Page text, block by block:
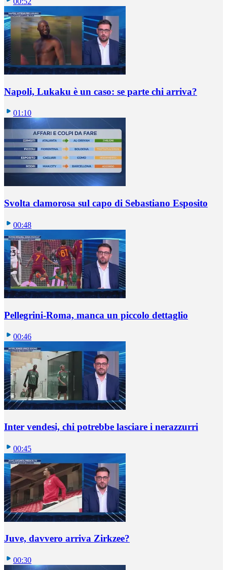
Napoli, Lukaku è un caso: se parte chi arriva?
01:10
Svolta clamorosa sul capo di Sebastiano Esposito
00:48
Pellegrini-Roma, manca un piccolo dettaglio
00:46
Inter vendesi, chi potrebbe lasciare i nerazzurri
00:45
Juve, davvero arriva Zirkzee?
00:30